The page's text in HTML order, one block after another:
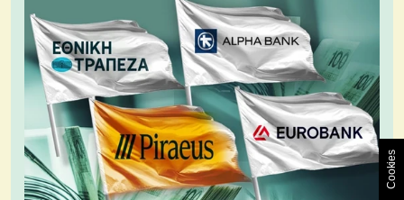
Cookies